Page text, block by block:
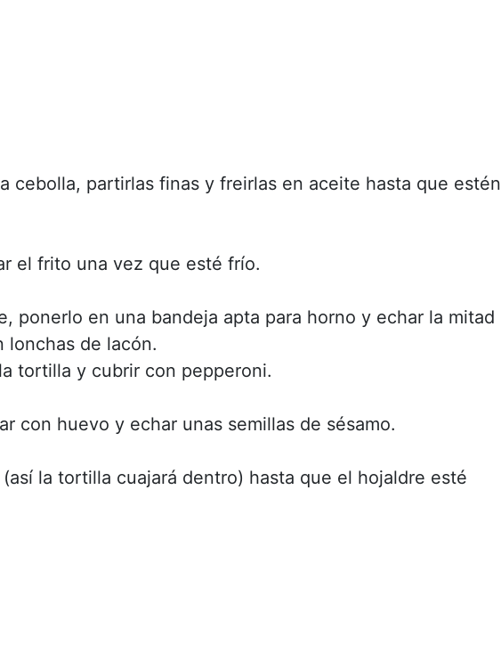
cebolla, partirlas finas y freirlas en aceite hasta que estén
el frito una vez que esté frío.
ponerlo en una bandeja apta para horno y echar la mitad
lonchas de lacón.
tortilla y cubrir con pepperoni.
con huevo y echar unas semillas de sésamo.
la tortilla cuajará dentro) hasta que el hojaldre esté